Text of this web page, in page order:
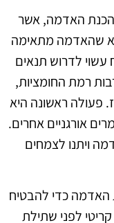
הכנת האדמה, אשר
שהאדמה מתאימה
עשוי לדרוש תנאים
רמת החומציות,
פעולה ראשונה היא
אורגניים אחרים.
ויתנו לצמחים
האדמה כדי להבטיח
לפני שתילת